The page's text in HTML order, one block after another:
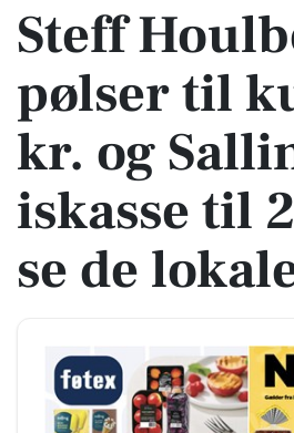
Steff
pølser til
kr. og
iskasse til
se de